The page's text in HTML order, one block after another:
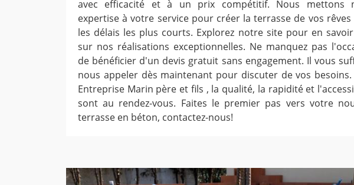
avec efficacité et à un prix compétitif. Nous mettons
expertise à votre service pour créer la terrasse de vos rêves
les délais les plus courts. Explorez notre site pour en
sur nos réalisations exceptionnelles. Ne manquez pas
de bénéficier d'un devis gratuit sans engagement. Il vous
nous appeler dès maintenant pour discuter de vos besoins.
Entreprise Marin père et fils , la qualité, la rapidité et
sont au rendez-vous. Faites le premier pas vers votre
terrasse en béton, contactez-nous!